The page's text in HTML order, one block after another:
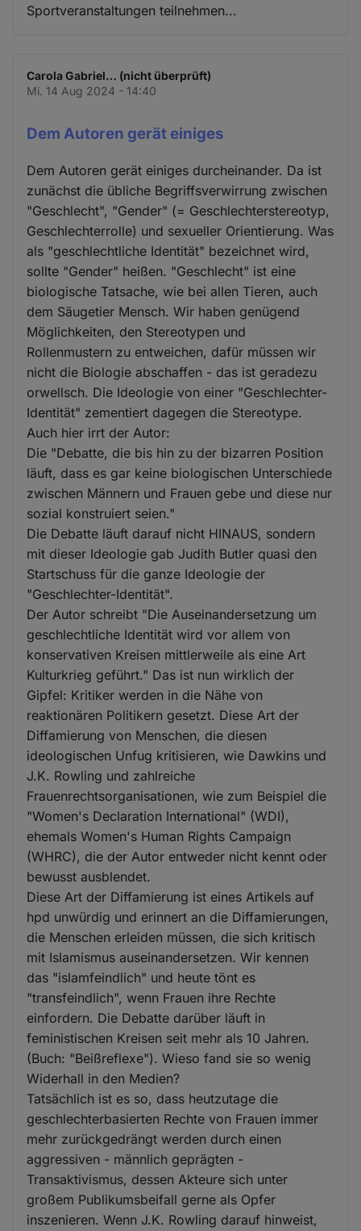
Sportveranstaltungen teilnehmen...
Carola Gabriel… (nicht überprüft)
Mi. 14 Aug 2024 - 14:40
Dem Autoren gerät einiges
Dem Autoren gerät einiges durcheinander. Da ist
zunächst die übliche Begriffsverwirrung zwischen
"Geschlecht", "Gender" (= Geschlechterstereotyp,
Geschlechterrolle) und sexueller Orientierung. Was
als "geschlechtliche Identität" bezeichnet wird,
sollte "Gender" heißen. "Geschlecht" ist eine
biologische Tatsache, wie bei allen Tieren, auch
dem Säugetier Mensch. Wir haben genügend
Möglichkeiten, den Stereotypen und
Rollenmustern zu entweichen, dafür müssen wir
nicht die Biologie abschaffen - das ist geradezu
orwellsch. Die Ideologie von einer "Geschlechter-
Identität" zementiert dagegen die Stereotype.
Auch hier irrt der Autor:
Die "Debatte, die bis hin zu der bizarren Position
läuft, dass es gar keine biologischen Unterschiede
zwischen Männern und Frauen gebe und diese nur
sozial konstruiert seien."
Die Debatte läuft darauf nicht HINAUS, sondern
mit dieser Ideologie gab Judith Butler quasi den
Startschuss für die ganze Ideologie der
"Geschlechter-Identität".
Der Autor schreibt "Die Auseinandersetzung um
geschlechtliche Identität wird vor allem von
konservativen Kreisen mittlerweile als eine Art
Kulturkrieg geführt." Das ist nun wirklich der
Gipfel: Kritiker werden in die Nähe von
reaktionären Politikern gesetzt. Diese Art der
Diffamierung von Menschen, die diesen
ideologischen Unfug kritisieren, wie Dawkins und
J.K. Rowling und zahlreiche
Frauenrechtsorganisationen, wie zum Beispiel die
"Women's Declaration International" (WDI),
ehemals Women's Human Rights Campaign
(WHRC), die der Autor entweder nicht kennt oder
bewusst ausblendet.
Diese Art der Diffamierung ist eines Artikels auf
hpd unwürdig und erinnert an die Diffamierungen,
die Menschen erleiden müssen, die sich kritisch
mit Islamismus auseinandersetzen. Wir kennen
das "islamfeindlich" und heute tönt es
"transfeindlich", wenn Frauen ihre Rechte
einfordern. Die Debatte darüber läuft in
feministischen Kreisen seit mehr als 10 Jahren.
(Buch: "Beißreflexe"). Wieso fand sie so wenig
Widerhall in den Medien?
Tatsächlich ist es so, dass heutzutage die
geschlechterbasierten Rechte von Frauen immer
mehr zurückgedrängt werden durch einen
aggressiven - männlich geprägten -
Transaktivismus, dessen Akteure sich unter
großem Publikumsbeifall gerne als Opfer
inszenieren. Wenn J.K. Rowling darauf hinweist,